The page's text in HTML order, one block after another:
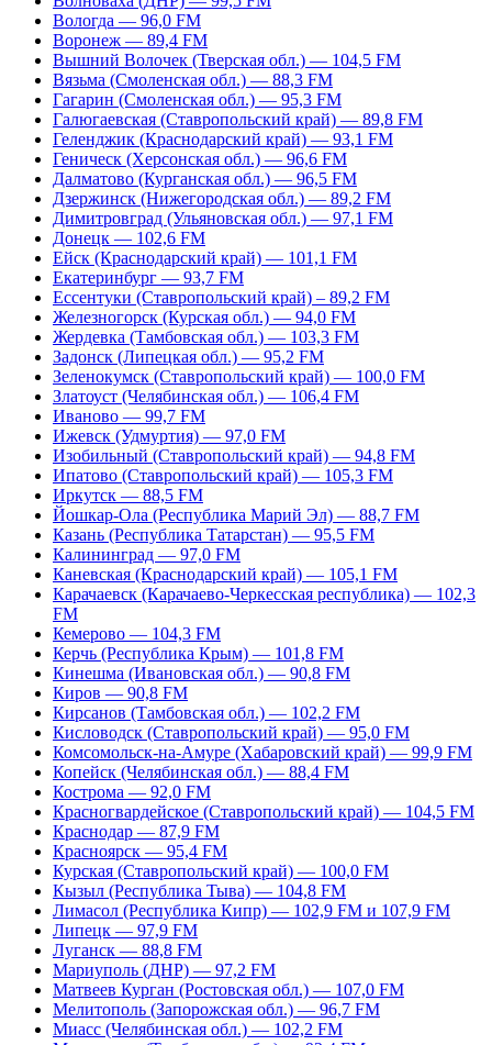
Вологда — 96,0 FM
Воронеж — 89,4 FM
Вышний Волочек (Тверская обл.) — 104,5 FM
Вязьма (Смоленская обл.) — 88,3 FM
Гагарин (Смоленская обл.) — 95,3 FM
Галюгаевская (Ставропольский край) — 89,8 FM
Геленджик (Краснодарский край) — 93,1 FM
Геническ (Херсонская обл.) — 96,6 FM
Далматово (Курганская обл.) — 96,5 FM
Дзержинск (Нижегородская обл.) — 89,2 FM
Димитровград (Ульяновская обл.) — 97,1 FM
Донецк — 102,6 FM
Ейск (Краснодарский край) — 101,1 FM
Екатеринбург — 93,7 FM
Ессентуки (Ставропольский край) – 89,2 FM
Железногорск (Курская обл.) — 94,0 FM
Жердевка (Тамбовская обл.) — 103,3 FM
Задонск (Липецкая обл.) — 95,2 FM
Зеленокумск (Ставропольский край) — 100,0 FM
Златоуст (Челябинская обл.) — 106,4 FM
Иваново — 99,7 FM
Ижевск (Удмуртия) — 97,0 FM
Изобильный (Ставропольский край) — 94,8 FM
Ипатово (Ставропольский край) — 105,3 FM
Иркутск — 88,5 FM
Йошкар-Ола (Республика Марий Эл) — 88,7 FM
Казань (Республика Татарстан) — 95,5 FM
Калининград — 97,0 FM
Каневская (Краснодарский край) — 105,1 FM
Карачаевск (Карачаево-Черкесская республика) — 102,3
FM
Кемерово — 104,3 FM
Керчь (Республика Крым) — 101,8 FM
Кинешма (Ивановская обл.) — 90,8 FM
Киров — 90,8 FM
Кирсанов (Тамбовская обл.) — 102,2 FM
Кисловодск (Ставропольский край) — 95,0 FM
Комсомольск-на-Амуре (Хабаровский край) — 99,9 FM
Копейск (Челябинская обл.) — 88,4 FM
Кострома — 92,0 FM
Красногвардейское (Ставропольский край) — 104,5 FM
Краснодар — 87,9 FM
Красноярск — 95,4 FM
Курская (Ставропольский край) — 100,0 FM
Кызыл (Республика Тыва) — 104,8 FM
Лимасол (Республика Кипр) — 102,9 FM и 107,9 FM
Липецк — 97,9 FM
Луганск — 88,8 FM
Мариуполь (ДНР) — 97,2 FM
Матвеев Курган (Ростовская обл.) — 107,0 FM
Мелитополь (Запорожская обл.) — 96,7 FM
Миасс (Челябинская обл.) — 102,2 FM